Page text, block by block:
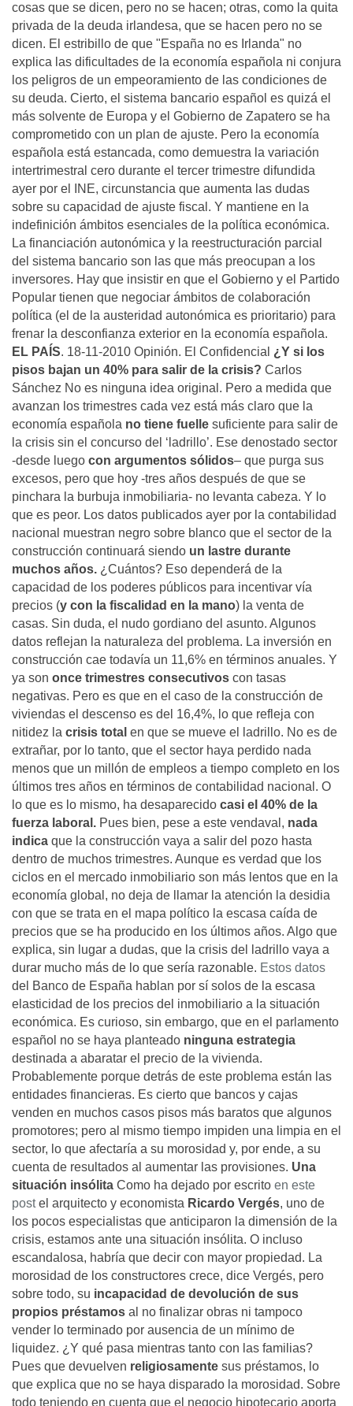
cosas que se dicen, pero no se hacen; otras, como la quita
privada de la deuda irlandesa, que se hacen pero no se
dicen. El estribillo de que "España no es Irlanda" no
explica las dificultades de la economía española ni conjura
los peligros de un empeoramiento de las condiciones de
su deuda. Cierto, el sistema bancario español es quizá el
más solvente de Europa y el Gobierno de Zapatero se ha
comprometido con un plan de ajuste. Pero la economía
española está estancada, como demuestra la variación
intertrimestral cero durante el tercer trimestre difundida
ayer por el INE, circunstancia que aumenta las dudas
sobre su capacidad de ajuste fiscal. Y mantiene en la
indefinición ámbitos esenciales de la política económica.
La financiación autonómica y la reestructuración parcial
del sistema bancario son las que más preocupan a los
inversores. Hay que insistir en que el Gobierno y el Partido
Popular tienen que negociar ámbitos de colaboración
política (el de la austeridad autonómica es prioritario) para
frenar la desconfianza exterior en la economía española.
EL PAÍS. 18-11-2010 Opinión. El Confidencial ¿Y si los
pisos bajan un 40% para salir de la crisis? Carlos
Sánchez No es ninguna idea original. Pero a medida que
avanzan los trimestres cada vez está más claro que la
economía española no tiene fuelle suficiente para salir de
la crisis sin el concurso del ‘ladrillo’. Ese denostado sector
-desde luego con argumentos sólidos– que purga sus
excesos, pero que hoy -tres años después de que se
pinchara la burbuja inmobiliaria- no levanta cabeza. Y lo
que es peor. Los datos publicados ayer por la contabilidad
nacional muestran negro sobre blanco que el sector de la
construcción continuará siendo un lastre durante
muchos años. ¿Cuántos? Eso dependerá de la
capacidad de los poderes públicos para incentivar vía
precios (y con la fiscalidad en la mano) la venta de
casas. Sin duda, el nudo gordiano del asunto. Algunos
datos reflejan la naturaleza del problema. La inversión en
construcción cae todavía un 11,6% en términos anuales. Y
ya son once trimestres consecutivos con tasas
negativas. Pero es que en el caso de la construcción de
viviendas el descenso es del 16,4%, lo que refleja con
nitidez la crisis total en que se mueve el ladrillo. No es de
extrañar, por lo tanto, que el sector haya perdido nada
menos que un millón de empleos a tiempo completo en los
últimos tres años en términos de contabilidad nacional. O
lo que es lo mismo, ha desaparecido casi el 40% de la
fuerza laboral. Pues bien, pese a este vendaval, nada
indica que la construcción vaya a salir del pozo hasta
dentro de muchos trimestres. Aunque es verdad que los
ciclos en el mercado inmobiliario son más lentos que en la
economía global, no deja de llamar la atención la desidia
con que se trata en el mapa político la escasa caída de
precios que se ha producido en los últimos años. Algo que
explica, sin lugar a dudas, que la crisis del ladrillo vaya a
durar mucho más de lo que sería razonable. Estos datos
del Banco de España hablan por sí solos de la escasa
elasticidad de los precios del inmobiliario a la situación
económica. Es curioso, sin embargo, que en el parlamento
español no se haya planteado ninguna estrategia
destinada a abaratar el precio de la vivienda.
Probablemente porque detrás de este problema están las
entidades financieras. Es cierto que bancos y cajas
venden en muchos casos pisos más baratos que algunos
promotores; pero al mismo tiempo impiden una limpia en el
sector, lo que afectaría a su morosidad y, por ende, a su
cuenta de resultados al aumentar las provisiones. Una
situación insólita Como ha dejado por escrito en este
postel arquitecto y economista Ricardo Vergés, uno de
los pocos especialistas que anticiparon la dimensión de la
crisis, estamos ante una situación insólita. O incluso
escandalosa, habría que decir con mayor propiedad. La
morosidad de los constructores crece, dice Vergés, pero
sobre todo, su incapacidad de devolución de sus
propios préstamos al no finalizar obras ni tampoco
vender lo terminado por ausencia de un mínimo de
liquidez. ¿Y qué pasa mientras tanto con las familias?
Pues que devuelven religiosamente sus préstamos, lo
que explica que no se haya disparado la morosidad. Sobre
todo teniendo en cuenta que el negocio hipotecario aporta